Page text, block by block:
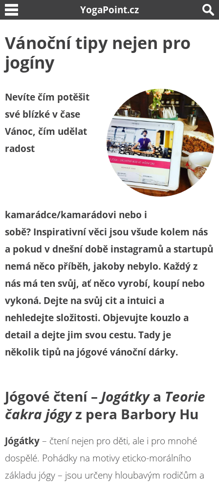
YogaPoint.cz
Vánoční tipy nejen pro
jogíny
Nevíte čím potěšit
své blízké v čase
Vánoc, čím udělat
radost
kamarádce/kamarádovi nebo i
sobě? Inspirativní věci jsou všude kolem nás
a pokud v dnešní době instagramů a startupů
nemá něco příběh, jakoby nebylo. Každý z
nás má ten svůj, ať něco vyrobí, koupí nebo
vykoná. Dejte na svůj cit a intuici a
nehledejte složitosti. Objevujte kouzlo a
detail a dejte jim svou cestu. Tady je
několik tipů na jógové vánoční dárky.
Jógové čtení– Jogátkya Teorie
čakra jógyz pera Barbory Hu
Jógátky– čtení nejen pro děti, ale i pro mnohé
dospělé. Pohádky na motivy eticko-morálního
základu jógy – jsou určeny hloubavým rodičům a